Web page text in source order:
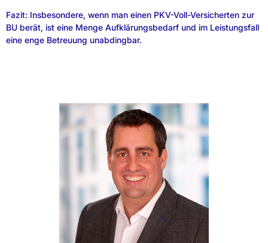
Fazit: Insbesondere, wenn man einen PKV-Voll-Versicherten zur
BU berät, ist eine Menge Aufklärungsbedarf und im Leistungsfall
eine enge Betreuung unabdingbar.